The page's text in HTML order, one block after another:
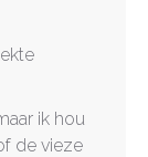
ik hou
de vieze